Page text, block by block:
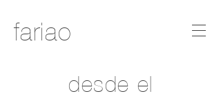
fariao
desde el